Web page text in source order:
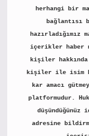
herhangi bir
bağlantısı
hazırladığımız
içerikler haber
kişiler hakkında
kişiler ile isim
kar amacı
platformudur.
adresine